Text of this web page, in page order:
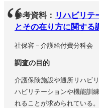
参考資料： リハビリテ
とその在り方に関する
社保審－介護給付費分科会
調査の目的
介護保険施設や通所リハビ
ハビリテーションや機能訓
れることが求められている